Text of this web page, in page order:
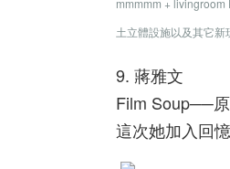
mmmmm +
土立體設施以及其它
9. 蔣雅文
Film Soup──
這次她加入回